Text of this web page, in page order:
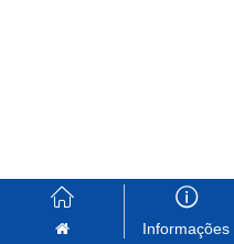
󰃱 󰈢
Informações